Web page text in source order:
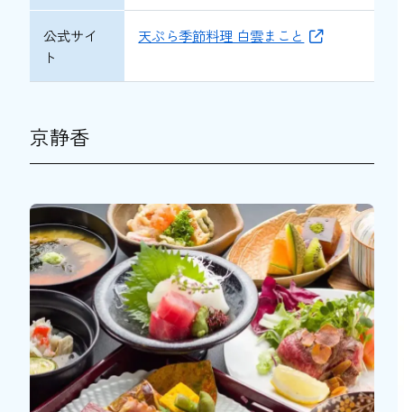
公式サイ
ト
天ぷら季節料理 白雲まこと
京静香